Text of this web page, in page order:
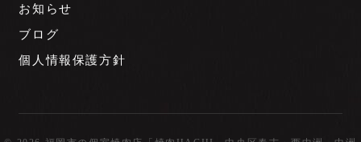
お知らせ
ブログ
個人情報保護方針